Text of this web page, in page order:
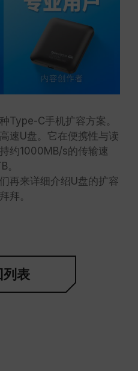
Type-C手机扩容方案。
速U盘。它在便携性与读
约1000MB/s的传输速
。
再来详细介绍U盘的扩容
拜。
列表